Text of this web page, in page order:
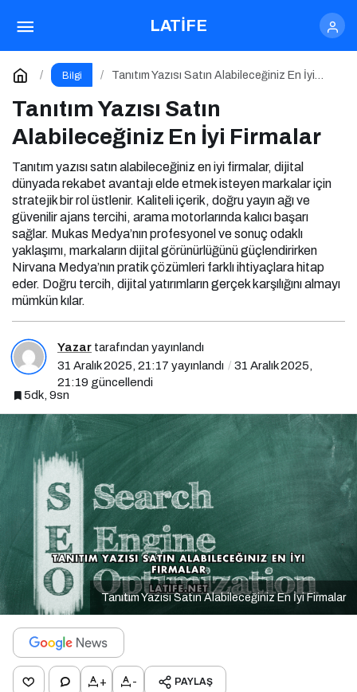
LATİFE
Bilgi
Tanıtım Yazısı Satın Alabileceğiniz En İyi
Tanıtım Yazısı Satın
Alabileceğiniz En İyi Firmalar
Tanıtım yazısı satın alabileceğiniz en iyi firmalar, dijital
dünyada rekabet avantajı elde etmek isteyen markalar için
stratejik bir rol üstlenir. Kaliteli içerik, doğru yayın ağı ve
güvenilir ajans tercihi, arama motorlarında kalıcı başarı
sağlar. Mukas Medya’nın profesyonel ve sonuç odaklı
yaklaşımı, markaların dijital görünürlüğünü güçlendirirken
Nirvana Medya’nın pratik çözümleri farklı ihtiyaçlara hitap
eder. Doğru tercih, dijital yatırımların gerçek karşılığını almayı
mümkün kılar.
Yazar tarafından yayınlandı
31 Aralık 2025, 21:17 yayınlandı
31 Aralık 2025,
21:19 güncellendi
5dk, 9sn
Tanıtım Yazısı Satın Alabileceğiniz En İyi Firmalar
+ - PAYLAŞ
Tanıtım Yazısı Satın Alabileceğiniz En İyi
Firmalar
Yorum Yap